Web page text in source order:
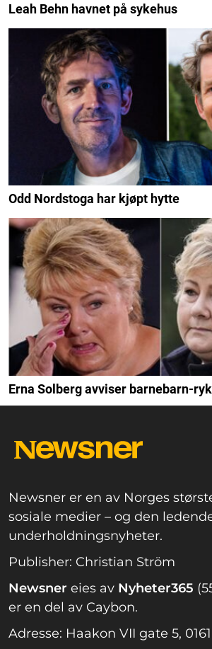
Leah Behn havnet på sykehus
Odd Nordstoga har kjøpt hytte
Erna Solberg avviser barnebarn-
Newsner er en av Norges
sosiale medier – og den
underholdningsnyheter.
Publisher: Christian Ström
Newsner eies av Nyheter365
er en del av Caybon.
Adresse: Haakon VII gate 5,